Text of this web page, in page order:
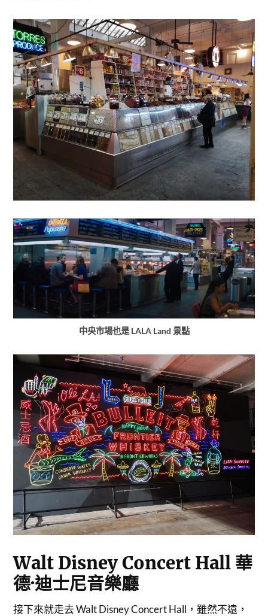
中央市場也是 LALA Land 景點
Walt Disney Concert Hall 華
德·迪士尼音樂廳
接下來就走去 Walt Disney Concert Hall，雖然不遠，